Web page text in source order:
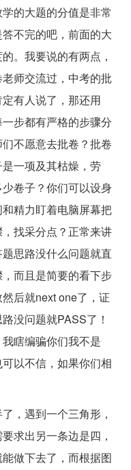
的大题的分值是非常
不完的吧，前面的大
。我要说的有两点，
师交流过，中考的批
有人说了，那还用
步都有严格的步骤分
不愿意去批卷？批卷
一项及其枯燥，劳
卷子？你们可以设身
精力盯着电脑屏幕把
找采分点？正常来讲
思路没什么问题就直
而且是简要的看下步
后就next one了，证
没问题就PASS了！
我瞎编骗你们我不是
以不信，如果你们相
，遇到一个三角形，
求出另一条边是四，
做下去了，而根据图